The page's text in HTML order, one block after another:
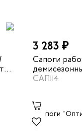
с
3 283 ₽
Сапоги
цвет черный
САП114